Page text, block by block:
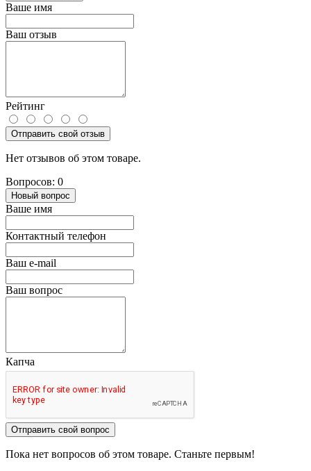
Ваше имя
Ваш отзыв
Рейтинг
Отправить свой отзыв
Нет отзывов об этом товаре.
Вопросов: 0
Новый вопрос
Ваше имя
Контактный телефон
Ваш e-mail
Ваш вопрос
Капча
Отправить свой вопрос
Пока нет вопросов об этом товаре. Станьте первым!